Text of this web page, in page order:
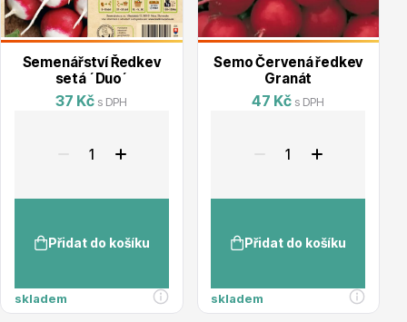
Květináče
Semenářství Ředkev
setá ´Duo´
37 Kč s DPH
Přidat do košíku
skladem
Semo Červená ředkev
Granát
47 Kč s DPH
Přidat do košíku
skladem